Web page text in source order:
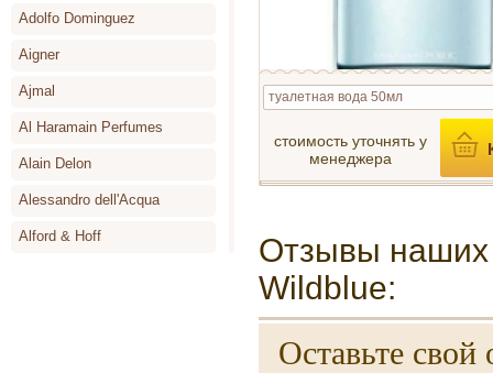
Adolfo Dominguez
Aigner
Ajmal
Al Haramain Perfumes
Alain Delon
Alessandro dell'Acqua
Alford & Hoff
туалетная вода 50мл
стоимость уточнять у
менеджера
Отзывы наших
Wildblue:
Оставьте свой